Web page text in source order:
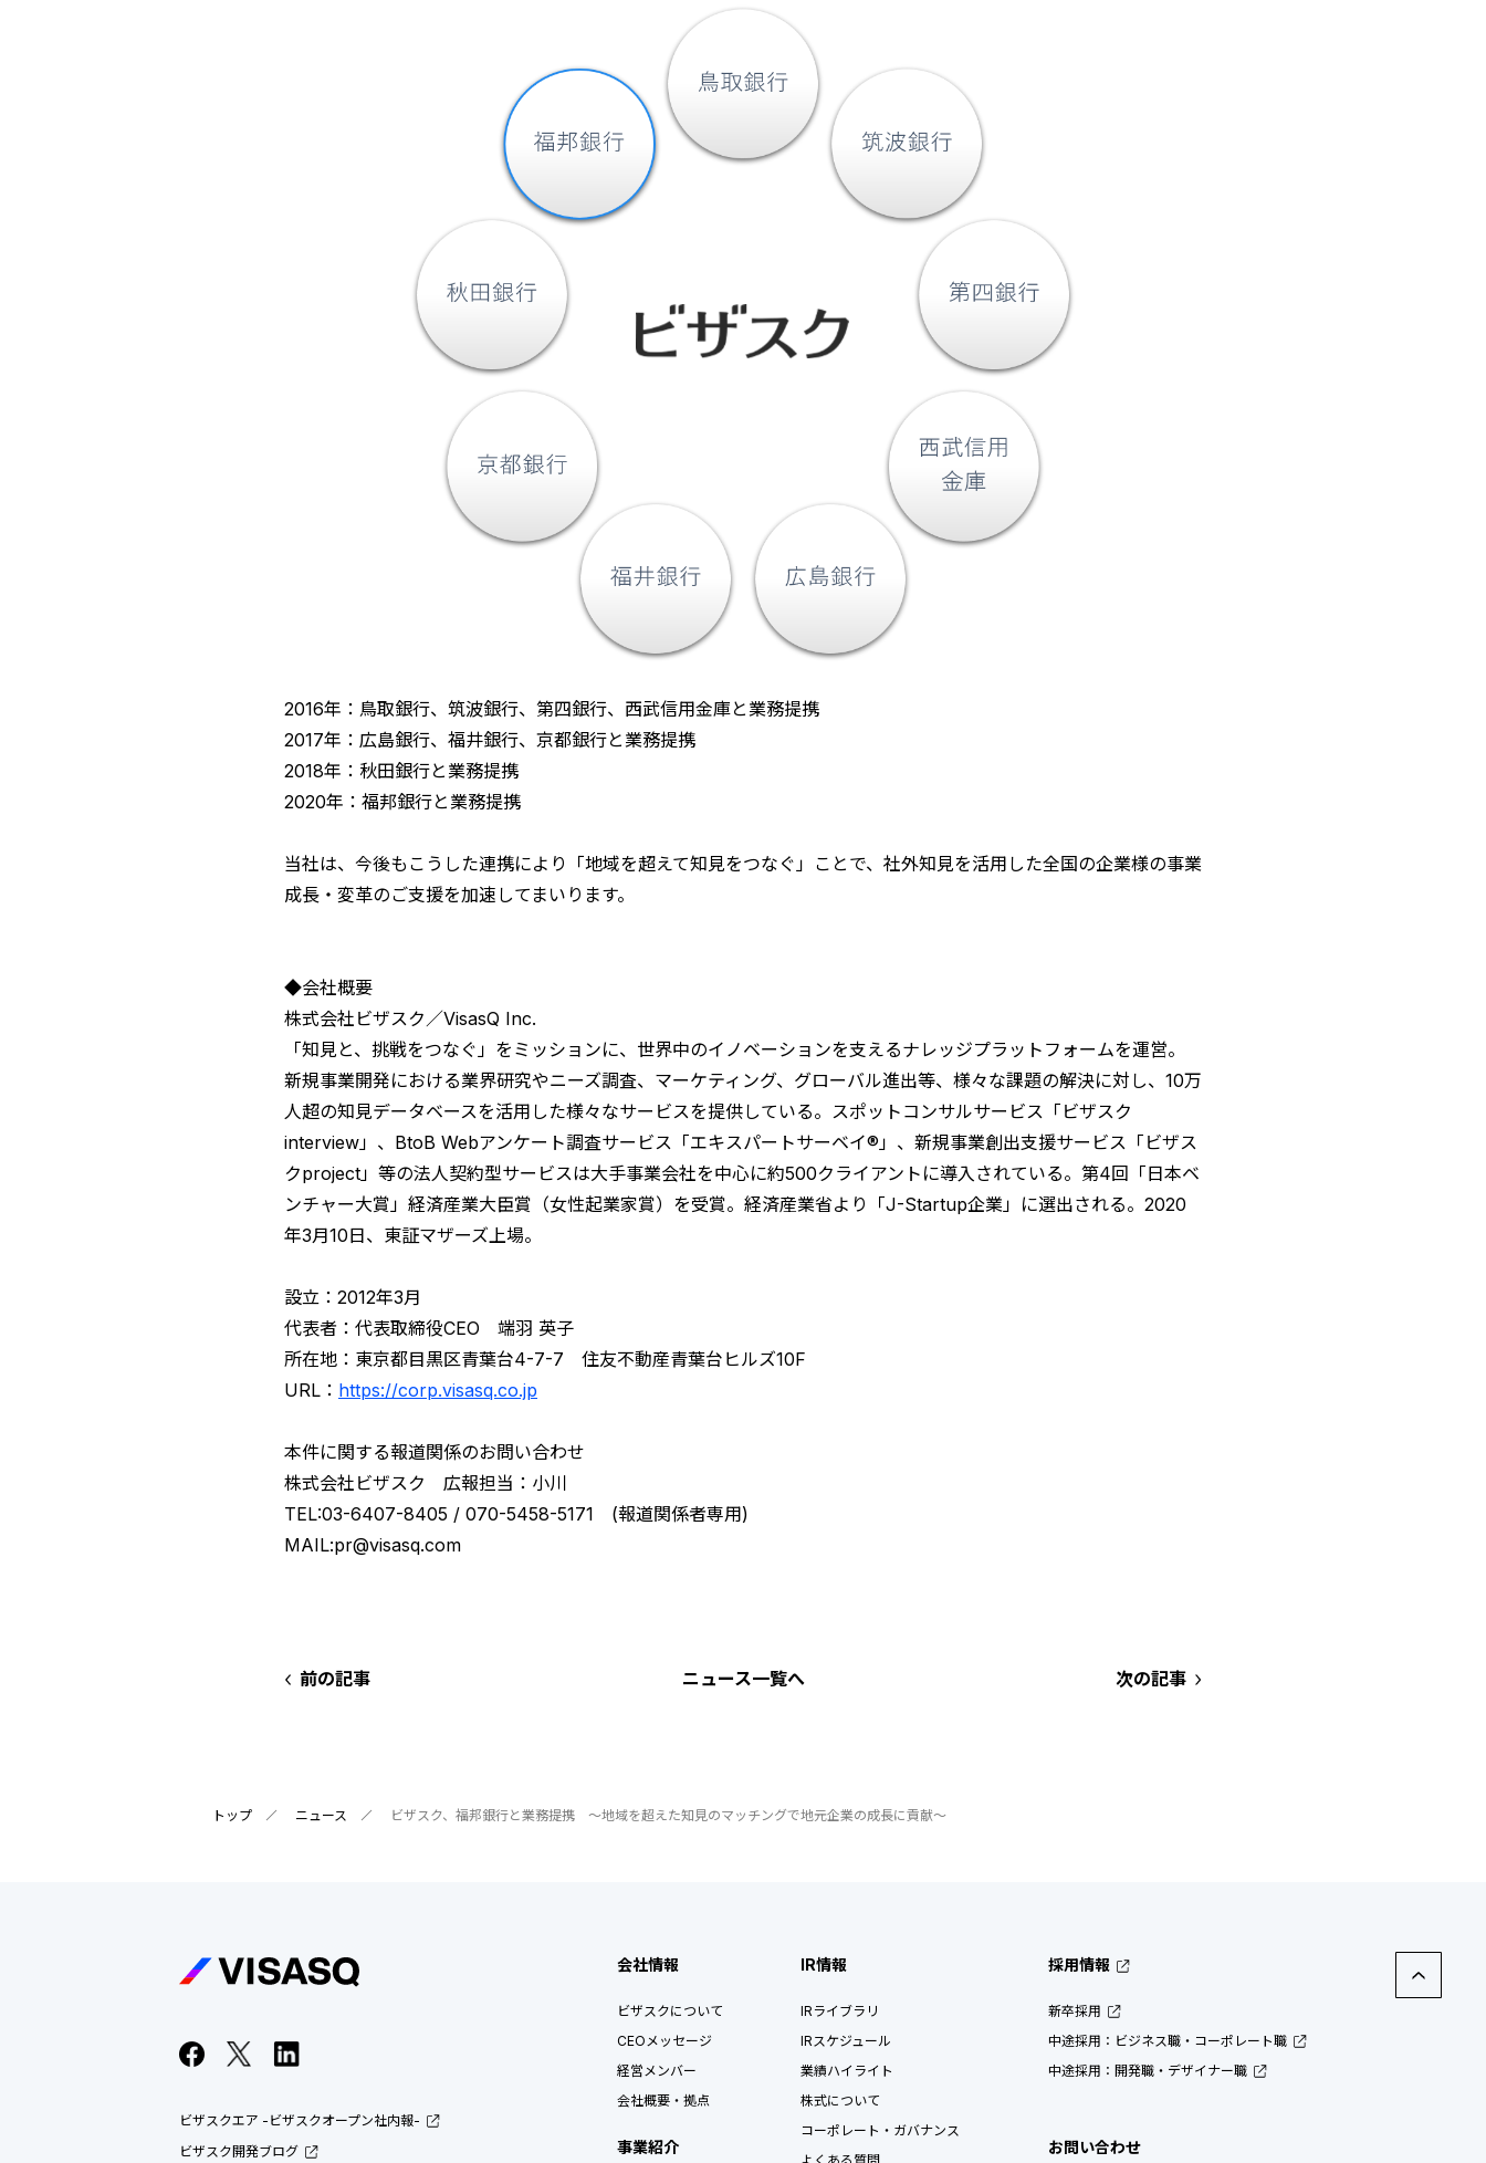
2016年：鳥取銀行、筑波銀行、第四銀行、西武信用金庫と業務提携
2017年：広島銀行、福井銀行、京都銀行と業務提携
2018年：秋田銀行と業務提携
2020年：福邦銀行と業務提携
当社は、今後もこうした連携により「地域を超えて知見をつなぐ」ことで、社外知見を活用した全国の企業様の事業
成長・変革のご支援を加速してまいります。
◆会社概要
株式会社ビザスク／VisasQ Inc.
「知見と、挑戦をつなぐ」をミッションに、世界中のイノベーションを支えるナレッジプラットフォームを運営。
新規事業開発における業界研究やニーズ調査、マーケティング、グローバル進出等、様々な課題の解決に対し、10万
人超の知見データベースを活用した様々なサービスを提供している。スポットコンサルサービス「ビザスク
interview」、BtoB Webアンケート調査サービス「エキスパートサーベイ®」、新規事業創出支援サービス「ビザス
クproject」等の法人契約型サービスは大手事業会社を中心に約500クライアントに導入されている。第4回「日本ベ
ンチャー大賞」経済産業大臣賞（女性起業家賞）を受賞。経済産業省より「J-Startup企業」に選出される。2020
年3月10日、東証マザーズ上場。
設立：2012年3月
代表者：代表取締役CEO 端羽 英子
所在地：東京都目黒区青葉台4-7-7 住友不動産青葉台ヒルズ10F
URL： https://corp.visasq.co.jp
本件に関する報道関係のお問い合わせ
株式会社ビザスク 広報担当：小川
TEL:03-6407-8405 / 070-5458-5171 (報道関係者専用)
MAIL:pr@visasq.com
前の記事 ニュース一覧へ 次の記事
トップ ニュース ビザスク、福邦銀行と業務提携 ～地域を超えた知見のマッチングで地元企業の成長に貢献～
会社情報
ビザスクについて
CEOメッセージ
経営メンバー
会社概要・拠点
事業紹介
IR情報
IRライブラリ
IRスケジュール
業績ハイライト
株式について
コーポレート・ガバナンス
採用情報
新卒採用
中途採用：ビジネス職・コーポレート職
中途採用：開発職・デザイナー職
お問い合わせ
ビザスクエア -ビザスクオープン社内報-
ビザスク開発ブログ